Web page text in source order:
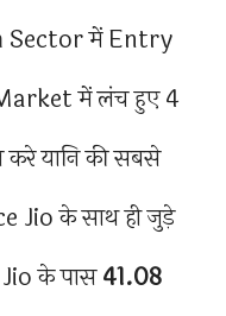
Sector में Entry
में लंच हुए 4
यानि की सबसे
Jio के साथ ही जुड़े
के पास41.08